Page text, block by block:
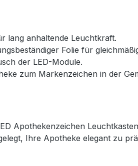
lang anhaltende Leuchtkraft.
Folie für
der LED-Module.
zum Markenzeichen in der
Apothekenzeichen
Ihre Apotheke elegant zu